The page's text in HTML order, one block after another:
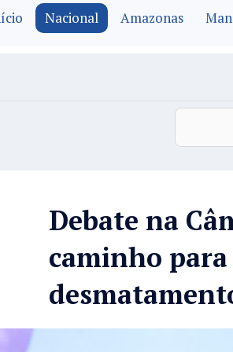
Nacional Amazonas
Debate na
caminho